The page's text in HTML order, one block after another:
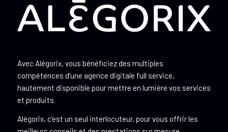
Avec Alégorix, vous bénéficiez des multiples
compétences d’une agence digitale full service,
hautement disponible pour mettre en lumière vos services
et produits.
Alégorix, c’est un seul interlocuteur, pour vous offrir les